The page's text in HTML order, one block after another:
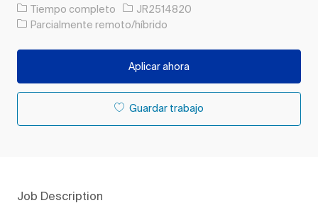
Tipo de trabajo
Tiempo completo ID de trabajo
JR2514820
Parcialmente remoto/híbrido
Aplicar ahora
Guardar trabajo
Job Description